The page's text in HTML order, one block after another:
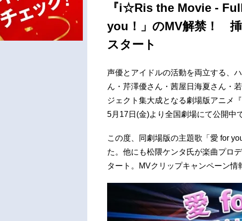
『i☆Ris the Movie -
you！」のMV解禁！ 挿
スタート
声優とアイドルの活動を両立する、
ん・芹澤優さん・茜屋日海夏さん・
ジェクト集大成となる劇場版アニメ
5月17日(金)より全国劇場にて公開中
この度、同劇場版の主題歌「愛 for
た。他にも松隈ケンタ氏が楽曲プロ
タート。MVクリップキャンペーン情